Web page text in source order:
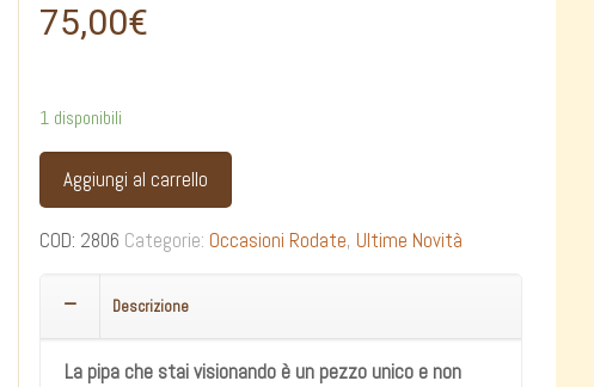
75,00€
1 disponibili
Aggiungi al carrello
COD: 2806 Categorie: Occasioni Rodate, Ultime Novità
Descrizione
La pipa che stai visionando è un pezzo unico e non